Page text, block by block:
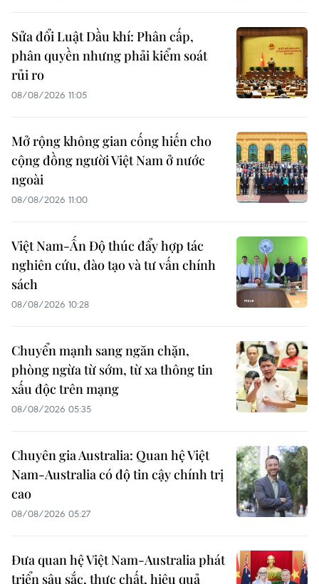
Sửa đổi Luật Dầu khí: Phân cấp,
phân quyền nhưng phải kiểm soát
rủi ro
08/08/2026 11:05
Mở rộng không gian cống hiến cho
cộng đồng người Việt Nam ở nước
ngoài
08/08/2026 11:00
Việt Nam-Ấn Độ thúc đẩy hợp tác
nghiên cứu, đào tạo và tư vấn chính
sách
08/08/2026 10:28
Chuyển mạnh sang ngăn chặn,
phòng ngừa từ sớm, từ xa thông tin
xấu độc trên mạng
08/08/2026 05:35
Chuyên gia Australia: Quan hệ Việt
Nam-Australia có độ tin cậy chính trị
cao
08/08/2026 05:27
Đưa quan hệ Việt Nam-Australia phát
triển sâu sắc, thực chất, hiệu quả